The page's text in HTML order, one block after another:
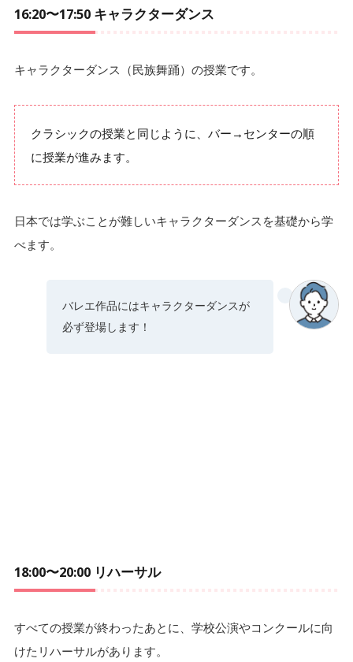
16:20〜17:50 キャラクターダンス
キャラクターダンス（民族舞踊）の授業です。
クラシックの授業と同じように、バー→センターの順
に授業が進みます。
日本では学ぶことが難しいキャラクターダンスを基礎から学
べます。
バレエ作品にはキャラクターダンスが
必ず登場します！
18:00〜20:00 リハーサル
すべての授業が終わったあとに、学校公演やコンクールに向
けたリハーサルがあります。